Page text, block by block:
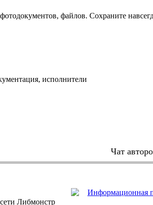
файлов. Сохраните
исполнители
Чат
Либмонстр